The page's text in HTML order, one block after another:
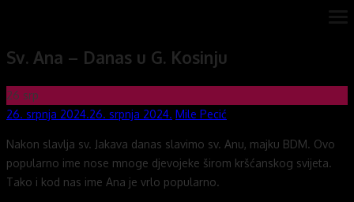
content
Sv. Ana – Danas u G. Kosinju
26 srp
Posted
26. srpnja 2024.26. srpnja 2024. Author
Mile Pecić
Nakon slavlja sv. Jakava danas slavimo sv. Anu, majku BDM. Ovo
popularno ime nose mnoge djevojeke širom kršćanskog svijeta.
Tako i kod nas ime Ana je vrlo popularno.